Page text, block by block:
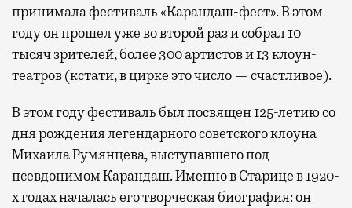
принимала фестиваль «Карандаш-фест». В этом
году он прошел уже во второй раз и собрал 10
тысяч зрителей, более 300 артистов и 13 клоун-
театров (кстати, в цирке это число — счастливое).
В этом году фестиваль был посвящен 125-летию со
дня рождения легендарного советского клоуна
Михаила Румянцева, выступавшего под
псевдонимом Карандаш. Именно в Старице в 1920-
х годах началась его творческая биография: он